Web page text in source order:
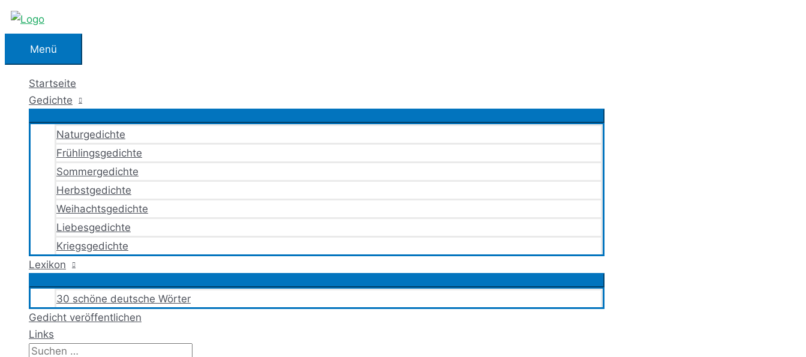
Zum
springenMenü
Menü
Startseite
Gedichte
Naturgedichte
Frühlingsgedichte
Sommergedichte
Herbstgedichte
Weihachtsgedichte
Liebesgedichte
Kriegsgedichte
Lexikon
30 schöne deutsche Wörter
Gedicht veröffentlichen
Links
Suchen